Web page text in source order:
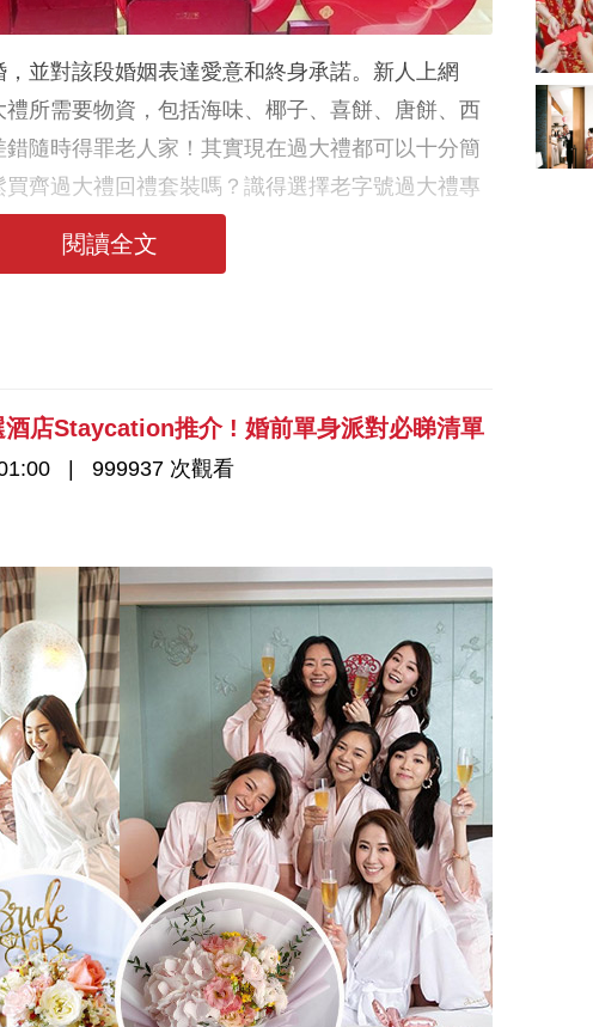
並對該段婚姻表達愛意和終身承諾。新人上網
禮所需要物資，包括海味、椰子、喜餅、唐餅、西
隨時得罪老人家！其實現在過大禮都可以十分簡
齊過大禮回禮套裝嗎？識得選擇老字號過大禮專
大禮及回禮物資了！
閱讀全文
店Staycation推介 ! 婚前單身派對必睇清單
999937 次觀看
Bridal Shower 7大籌
備指南Q&A丨婚前派
對主題活動、場地佈
置構思丨Bridal
Shower打卡姊妹裝靈
感＋特色場地推介
1581 次觀看
2026室內Pre-
香港婚紗攝影Studio
推介| 婚紗相格調及價
錢
1559 次觀看